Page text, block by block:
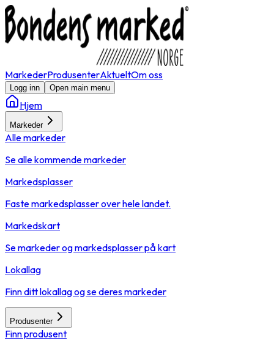
MarkederProdusenterAktueltOm oss
Logg inn Open main menu
Hjem
Markeder
Alle markeder
Se alle kommende markeder
Markedsplasser
Faste markedsplasser over hele landet.
Markedskart
Se markeder og markedsplasser på kart
Lokallag
Finn ditt lokallag og se deres markeder
Produsenter
Finn produsent